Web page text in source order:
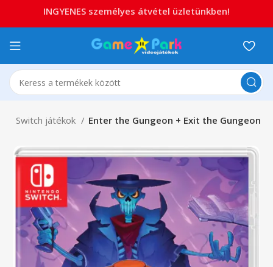
Switch játékok Enter the Gungeon + Exit the Gungeon
INGYENES személyes átvétel üzletünkben!